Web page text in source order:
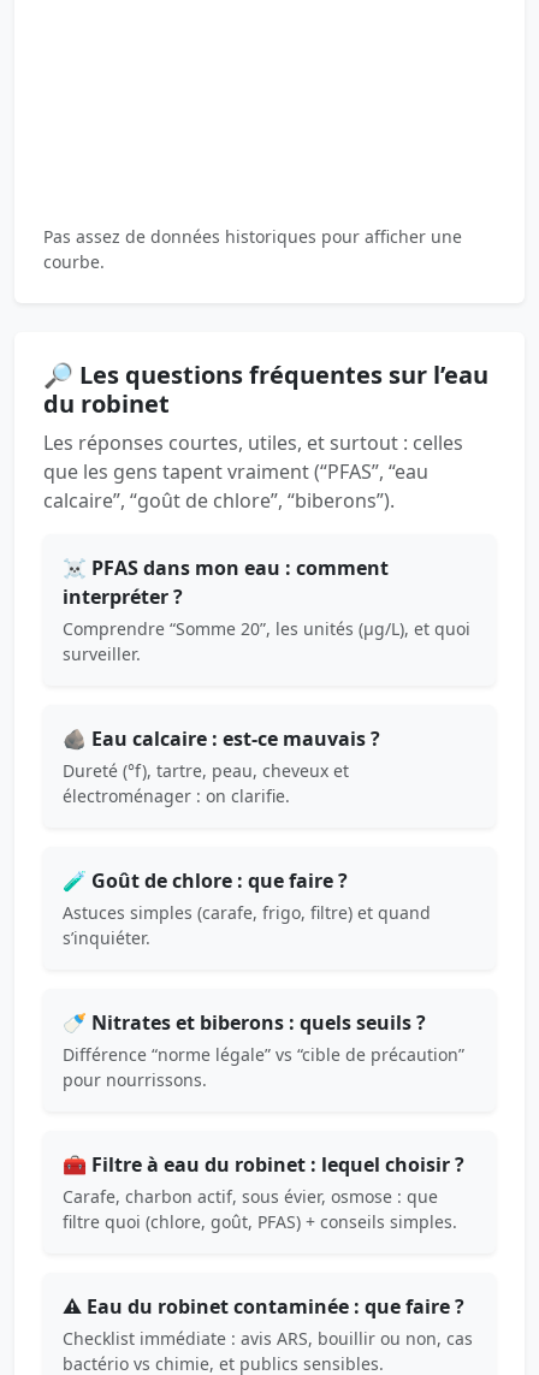
Pas assez de données historiques pour afficher une
courbe.
🔎 Les questions fréquentes sur l’eau
du robinet
Les réponses courtes, utiles, et surtout : celles
que les gens tapent vraiment (“PFAS”, “eau
calcaire”, “goût de chlore”, “biberons”).
☠️ PFAS dans mon eau : comment
interpréter ?
Comprendre “Somme 20”, les unités (µg/L), et quoi
surveiller.
🪨 Eau calcaire : est-ce mauvais ?
Dureté (°f), tartre, peau, cheveux et
électroménager : on clarifie.
🧪 Goût de chlore : que faire ?
Astuces simples (carafe, frigo, filtre) et quand
s’inquiéter.
🍼 Nitrates et biberons : quels seuils ?
Différence “norme légale” vs “cible de précaution”
pour nourrissons.
🧰 Filtre à eau du robinet : lequel choisir ?
Carafe, charbon actif, sous évier, osmose : que
filtre quoi (chlore, goût, PFAS) + conseils simples.
⚠️ Eau du robinet contaminée : que faire ?
Checklist immédiate : avis ARS, bouillir ou non, cas
bactério vs chimie, et publics sensibles.